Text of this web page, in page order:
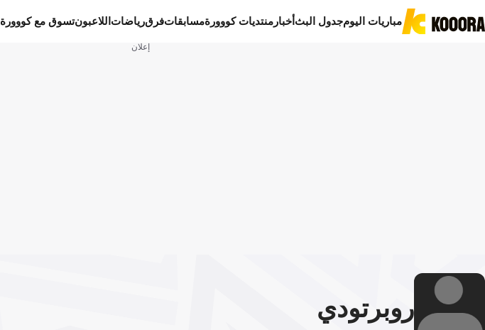
مباريات اليومجدول البثأخبار منتديات كووورةمسابقاتفرقرياضات اللاعبونتسوق مع كووورة
إعلان
روبرتودي